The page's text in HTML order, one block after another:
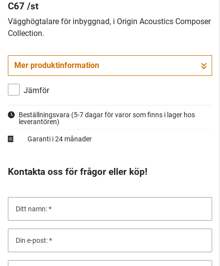
C67 /st
​Vägghögtalare för inbyggnad, i Origin Acoustics Composer
Collection.
Mer produktinformation
Jämför
Beställningsvara (5-7 dagar för varor som finns i lager hos
leverantören)
Garanti i 24 månader
Kontakta oss för frågor eller köp!
Ditt namn:
Din e-post: